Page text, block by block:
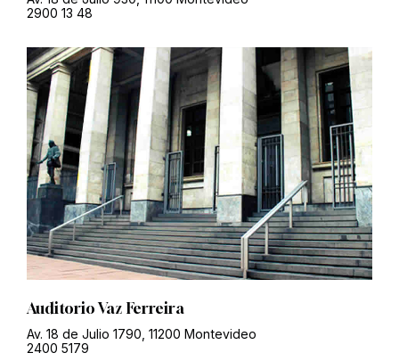
2900 13 48
Auditorio Vaz Ferreira
Av. 18 de Julio 1790, 11200 Montevideo
2400 5179